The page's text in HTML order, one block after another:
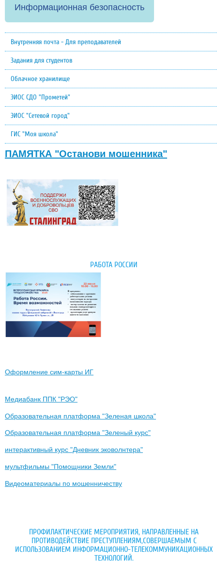
Информационная безопасность
Внутренняя почта - Для преподавателей
Задания для студентов
Облачное хранилище
ЭИОС СДО "Прометей"
ЭИОС "Сетевой город"
ГИС "Моя школа"
ПАМЯТКА "Останови мошенника"
РАБОТА РОССИИ
Оформление сим-карты ИГ
Медиабанк ППК "РЭО"
Образовательная платформа "Зеленая школа"
Образовательная платформа "Зеленый курс"
интерактивный курс "Дневник эковолнтера"
мультфильмы "Помощники Земли"
Видеоматериалы по мошенничеству
ПРОФИЛАКТИЧЕСКИЕ МЕРОПРИЯТИЯ, НАПРАВЛЕННЫЕ НА
ПРОТИВОДЕЙСТВИЕ ПРЕСТУПЛЕНИЯМ,СОВЕРШАЕМЫМ С
ИСПОЛЬЗОВАНИЕМ ИНФОРМАЦИОННО-ТЕЛЕКОММУНИКАЦИОННЫХ
ТЕХНОЛОГИЙ.